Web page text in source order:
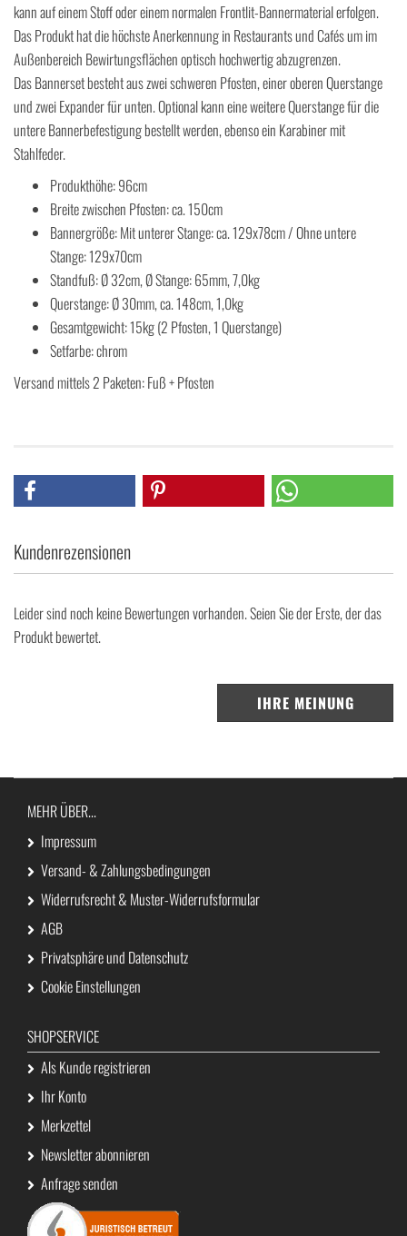
kann auf einem Stoff oder einem normalen Frontlit-Bannermaterial erfolgen.
Das Produkt hat die höchste Anerkennung in Restaurants und Cafés um im
Außenbereich Bewirtungsflächen optisch hochwertig abzugrenzen.
Das Bannerset besteht aus zwei schweren Pfosten, einer oberen Querstange
und zwei Expander für unten. Optional kann eine weitere Querstange für die
untere Bannerbefestigung bestellt werden, ebenso ein Karabiner mit
Stahlfeder.
Produkthöhe: 96cm
Breite zwischen Pfosten: ca. 150cm
Bannergröße: Mit unterer Stange: ca. 129x78cm / Ohne untere
Stange: 129x70cm
Standfuß: Ø 32cm, Ø Stange: 65mm, 7,0kg
Querstange: Ø 30mm, ca. 148cm, 1,0kg
Gesamtgewicht: 15kg (2 Pfosten, 1 Querstange)
Setfarbe: chrom
Versand mittels 2 Paketen: Fuß + Pfosten
Kundenrezensionen
Leider sind noch keine Bewertungen vorhanden. Seien Sie der Erste, der das
Produkt bewertet.
IHRE MEINUNG
MEHR ÜBER...
Impressum
Versand- & Zahlungsbedingungen
Widerrufsrecht & Muster-Widerrufsformular
AGB
Privatsphäre und Datenschutz
Cookie Einstellungen
SHOPSERVICE
Als Kunde registrieren
Ihr Konto
Merkzettel
Newsletter abonnieren
Anfrage senden